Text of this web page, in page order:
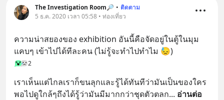
The Investigation Room🔎 • ติดตาม
5 ธ.ค. 2020 เวลา 05:58 • ท่องเที่ยว
ความน่าสยองของ exhibition อันนี้คือจัดอยู่ในตู้ในมุม
แคบๆ เข้าไปได้ทีละคน (ไม่รู้จะทำไปทำไม 😓)
2
เราเห็นแต่ไกลเราก็ขนลุกและรู้ได้ทันทีว่ามันเป็นของใคร
พอไปดูใกล้ๆถึงได้รู้ว่ามันมีมากกว่าชุดตัวตลก... อ่านต่อ